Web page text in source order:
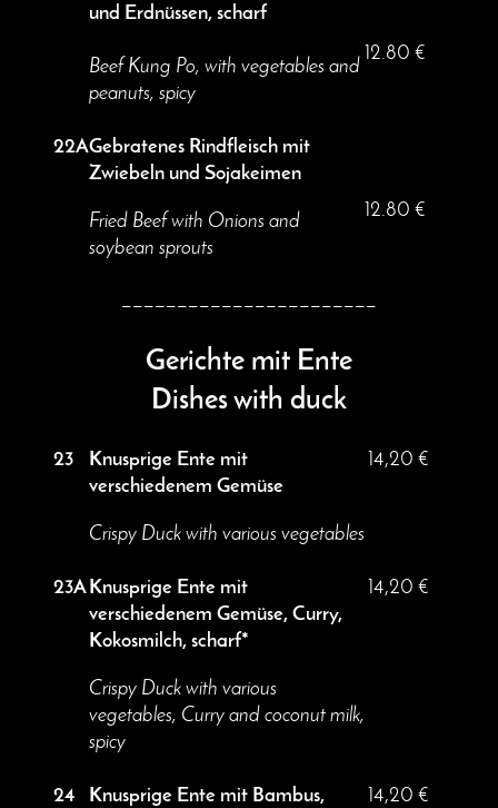
und Erdnüssen, scharf
Beef Kung Po, with vegetables and
peanuts, spicy
12.80 €
22AGebratenes Rindfleisch mit
Zwiebeln und Sojakeimen
Fried Beef with Onions and
soybean sprouts
12.80 €
_______________________
Gerichte mit Ente
Dishes with duck
23
Knusprige Ente mit
verschiedenem Gemüse
Crispy Duck with various vegetables
14,20 €
23AKnusprige Ente mit
verschiedenem Gemüse, Curry,
Kokosmilch, scharf*
Crispy Duck with various
vegetables, Curry and coconut milk,
spicy
14,20 €
24
Knusprige Ente mit Bambus,
14,20 €